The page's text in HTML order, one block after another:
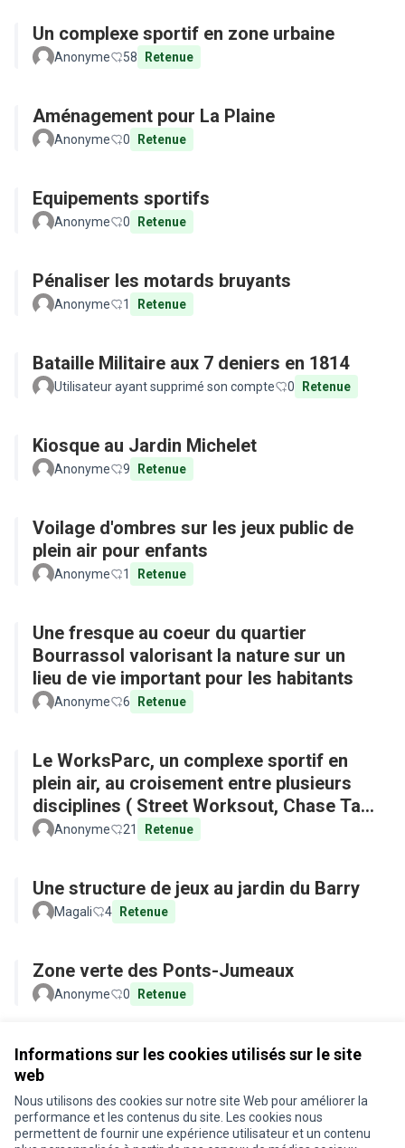
Informations sur les cookies utilisés sur le site
web
Nous utilisons des cookies sur notre site Web pour améliorer la
performance et les contenus du site. Les cookies nous
permettent de fournir une expérience utilisateur et un contenu
Un complexe sportif en zone urbaine
Anonyme 58 Retenue
Aménagement pour La Plaine
Anonyme 0 Retenue
Equipements sportifs
Anonyme 0 Retenue
Pénaliser les motards bruyants
Anonyme 1 Retenue
Bataille Militaire aux 7 deniers en 1814
Utilisateur ayant supprimé son compte 0 Retenue
Kiosque au Jardin Michelet
Anonyme 9 Retenue
Voilage d'ombres sur les jeux public de
plein air pour enfants
Anonyme 1 Retenue
Une fresque au coeur du quartier
Bourrassol valorisant la nature sur un
lieu de vie important pour les habitants
Anonyme 6 Retenue
Le WorksParc, un complexe sportif en
plein air, au croisement entre plusieurs
disciplines ( Street Worksout, Chase Tag,
Parkour)
Anonyme 21 Retenue
Une structure de jeux au jardin du Barry
Magali 4 Retenue
Zone verte des Ponts-Jumeaux
Anonyme 0 Retenue
Conditions d'utilisation
Paramètres des cookies
Je participe ! sur X
Je participe ! sur Facebook
Je participe ! sur Instagram